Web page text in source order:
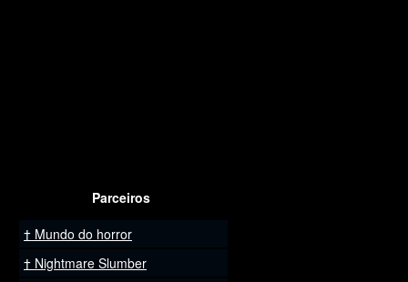
Parceiros
Mundo do horror
Nightmare Slumber